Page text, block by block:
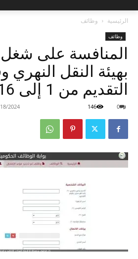
الرئيسية وظائف
وظائف
بهيئة النقل النهري
التقديم من 1 إلى 16 مارس
2024 0
146